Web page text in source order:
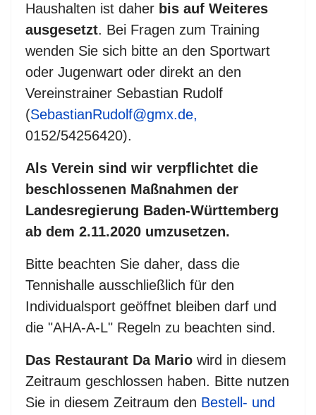
Haushalten ist daher bis auf Weiteres
ausgesetzt. Bei Fragen zum Training
wenden Sie sich bitte an den Sportwart
oder Jugenwart oder direkt an den
Vereinstrainer Sebastian Rudolf
(SebastianRudolf@gmx.de,
0152/54256420).
Als Verein sind wir verpflichtet die
beschlossenen Maßnahmen der
Landesregierung Baden-Württemberg
ab dem 2.11.2020 umzusetzen.
Bitte beachten Sie daher, dass die
Tennishalle ausschließlich für den
Individualsport geöffnet bleiben darf und
die "AHA-A-L" Regeln zu beachten sind.
Das Restaurant Da Mario wird in diesem
Zeitraum geschlossen haben. Bitte nutzen
Sie in diesem Zeitraum den Bestell- und